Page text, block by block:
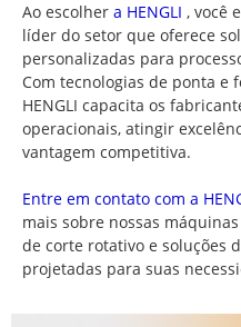
Ao escolher a HENGLI , você
líder do setor que oferece
personalizadas para
Com tecnologias de ponta e
HENGLI capacita os
operacionais, atingir
vantagem competitiva.
Entre em contato com a
mais sobre nossas
de corte rotativo e soluções
projetadas para suas